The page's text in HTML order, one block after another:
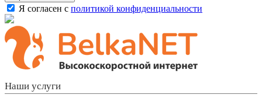
Я согласен с политикой конфиденциальности
Наши услуги